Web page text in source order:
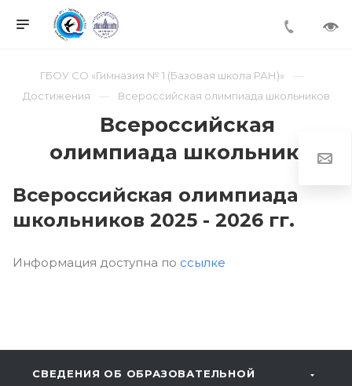
ГБОУ СО «Гимназия № 1 (Базовая школа РАН)»
Достижения
Всероссийская олимпиада школьников
Всероссийская
олимпиада школьников
Всероссийская олимпиада
школьников 2025 - 2026 гг.
Информация доступна по ссылке
СВЕДЕНИЯ ОБ ОБРАЗОВАТЕЛЬНОЙ